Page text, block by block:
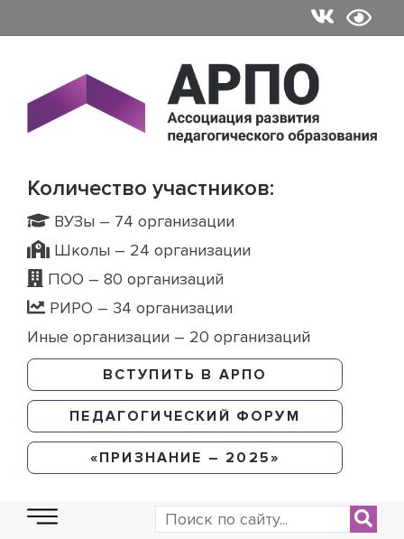
to
Количество участников:
ВУЗы – 74 организации
Школы – 24 организации
ПОО – 80 организаций
РИРО – 34 организации
Иные организации – 20 организаций
ВСТУПИТЬ В АРПО
ПЕДАГОГИЧЕСКИЙ ФОРУМ
«ПРИЗНАНИЕ – 2025»